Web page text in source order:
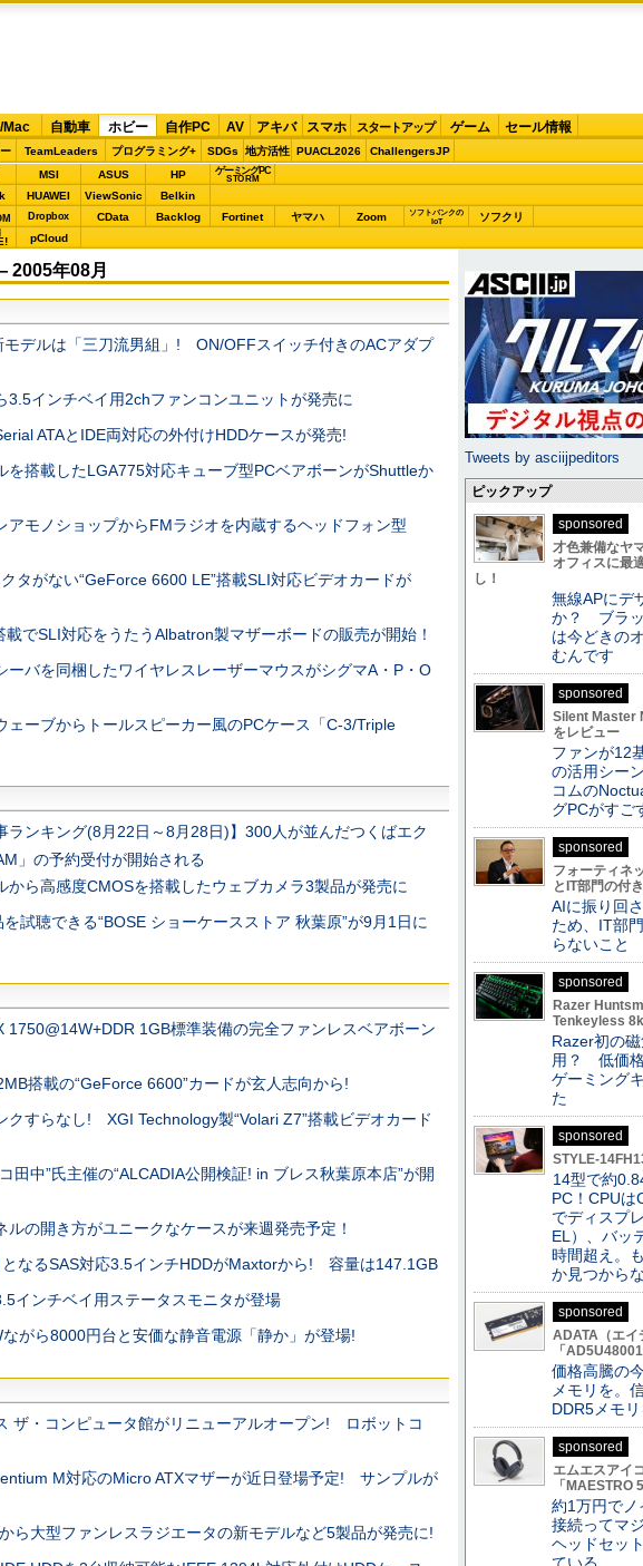
Mac 自動車 ホビー 自作PC AV アキバ スマホ スタートアップ ゲーム セール情報
TeamLeaders プログラミング+ SDGs 地方活性 PUACL2026 ChallengersJP
MSI ASUS HP ゲーミングPC
STORM
HUAWEI ViewSonic Belkin
Dropbox CData Backlog Fortinet ヤマハ Zoom
ソフトバンクの
IoT
ソフクリ
pCloud
2005年08月
モデルは「三刀流男組」! ON/OFFスイッチ付きのACアダプ
3.5インチベイ用2chファンコンユニットが発売に
ATAとIDE両対応の外付けHDDケースが発売!
を搭載したLGA775対応キューブ型PCベアボーンがShuttleか
アモノショップからFMラジオを内蔵するヘッドフォン型
タがない“GeForce 6600 LE”搭載SLI対応ビデオカードが
載でSLI対応をうたうAlbatron製マザーボードの販売が開始！
ーバを同梱したワイヤレスレーザーマウスがシグマA・P・O
ェーブからトールスピーカー風のPCケース「C-3/Triple
ランキング(8月22日～8月28日)】300人が並んだつくばエク
」の予約受付が開始される
から高感度CMOSを搭載したウェブカメラ3製品が発売に
を試聴できる“BOSE ショーケースストア 秋葉原”が9月1日に
1750@14W+DDR 1GB標準装備の完全ファンレスベアボーン
搭載の“GeForce 6600”カードが玄人志向から!
クすらなし! XGI Technology製“Volari Z7”搭載ビデオカード
田中”氏主催の“ALCADIA公開検証! in ブレス秋葉原本店”が開
ルの開き方がユニークなケースが来週発売予定！
となるSAS対応3.5インチHDDがMaxtorから! 容量は147.1GB
インチベイ用ステータスモニタが登場
がら8000円台と安価な静音電源「静か」が登場!
ザ・コンピュータ館がリニューアルオープン! ロボットコ
M対応のMicro ATXマザーが近日登場予定! サンプルが
ら大型ファンレスラジエータの新モデルなど5製品が発売に!
Tweets by asciijpeditors
ピックアップ
sponsored
才色兼備なヤ
オフィスに最
し！
無線APにデ
か？ ブラッ
は今どきの
むんです
sponsored
Silent Master
をレビュー
ファンが12
の活用シー
コムの
グPCがすご
sponsored
フォーティネ
とIT部門の付
AIに振り回
ため、IT部
らないこと
sponsored
Razer
Tenkeyless
Razer初の
用？ 低価
ゲーミング
た
sponsored
STYLE-
14型で約
PC！CPUは
でディスプ
EL）、バッ
時間超え。
か見つから
sponsored
ADATA（エイ
「
価格高騰の
メモリを。
DDR5メモ
sponsored
エムエスアイ
「MAESTRO
約1万円で
接続ってマ
ヘッドセッ